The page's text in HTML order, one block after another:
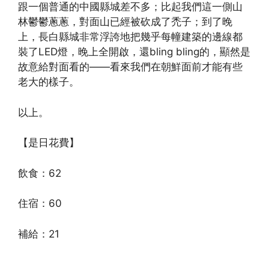
跟一個普通的中國縣城差不多；比起我們這一側山
林鬱鬱蔥蔥，對面山已經被砍成了禿子；到了晚
上，長白縣城非常浮誇地把幾乎每幢建築的邊線都
裝了LED燈，晚上全開啟，還bling bling的，顯然是
故意給對面看的——看來我們在朝鮮面前才能有些
老大的樣子。
以上。
【是日花費】
飲食：62
住宿：60
補給：21